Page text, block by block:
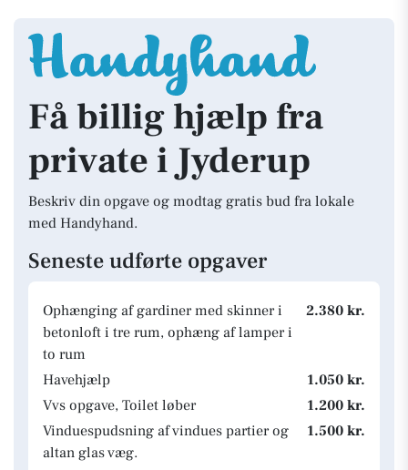
Få billig hjælp fra
private i Jyderup
Beskriv din opgave og modtag gratis bud fra lokale
med Handyhand.
Seneste udførte opgaver
Ophænging af gardiner med skinner i
betonloft i tre rum, ophæng af lamper i
to rum
2.380 kr.
Havehjælp
1.050 kr.
Vvs opgave, Toilet løber
1.200 kr.
Vinduespudsning af vindues partier og
altan glas væg.
1.500 kr.